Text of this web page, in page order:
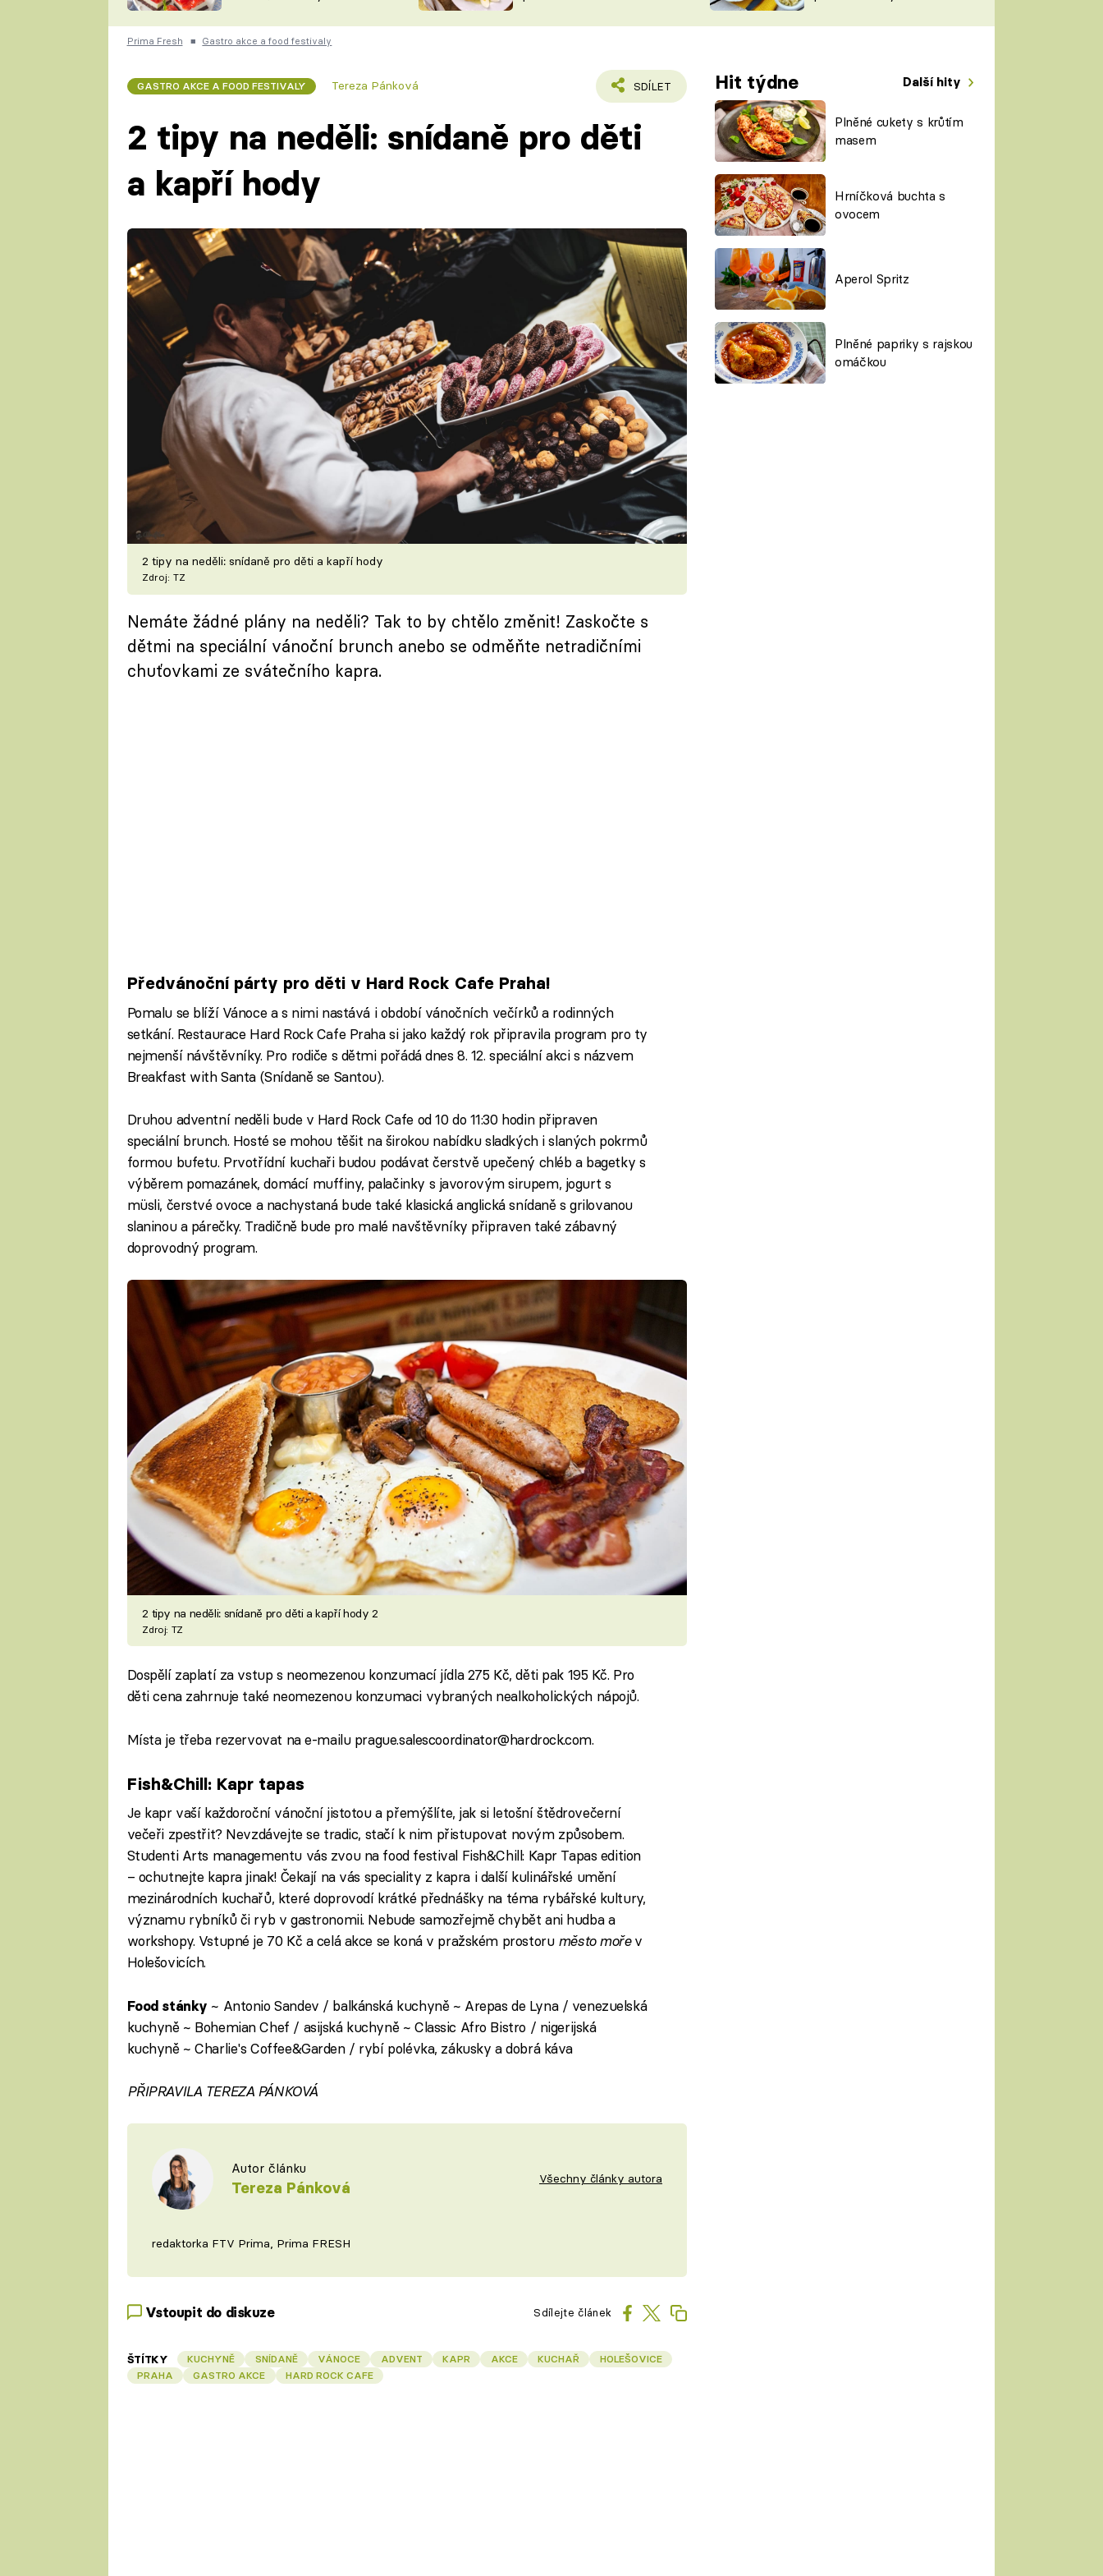
ČESKO NA TALÍŘI
DOMÁCÍ
KUCHAŘKA
VYCHYTÁVKY
ŠÉFREDAKTORKY
ČASOPIS
Prima Fresh ■ Gastro akce a food festivaly
GASTRO AKCE A FOOD FESTIVALY Tereza Pánková SDÍLET Hit týdne Další hity
Plněné cukety s krůtím
masem
Hrníčková buchta s
ovocem
Aperol Spritz
Plněné papriky s rajskou
omáčkou
2 tipy na neděli: snídaně pro děti
a kapří hody
2 tipy na neděli: snídaně pro děti a kapří hody
Zdroj: TZ
Nemáte žádné plány na neděli? Tak to by chtělo změnit! Zaskočte s
dětmi na speciální vánoční brunch anebo se odměňte netradičními
chuťovkami ze svátečního kapra.
Předvánoční párty pro děti v Hard Rock Cafe Praha!
Pomalu se blíží Vánoce a s nimi nastává i období vánočních večírků a rodinných
setkání. Restaurace Hard Rock Cafe Praha si jako každý rok připravila program pro ty
nejmenší návštěvníky. Pro rodiče s dětmi pořádá dnes 8. 12. speciální akci s názvem
Breakfast with Santa (Snídaně se Santou).
Druhou adventní neděli bude v Hard Rock Cafe od 10 do 11:30 hodin připraven
speciální brunch. Hosté se mohou těšit na širokou nabídku sladkých i slaných pokrmů
formou bufetu. Prvotřídní kuchaři budou podávat čerstvě upečený chléb a bagetky s
výběrem pomazánek, domácí muffiny, palačinky s javorovým sirupem, jogurt s
müsli, čerstvé ovoce a nachystaná bude také klasická anglická snídaně s grilovanou
slaninou a párečky. Tradičně bude pro malé navštěvníky připraven také zábavný
doprovodný program.
2 tipy na neděli: snídaně pro děti a kapří hody 2
Zdroj: TZ
Dospělí zaplatí za vstup s neomezenou konzumací jídla 275 Kč, děti pak 195 Kč. Pro
děti cena zahrnuje také neomezenou konzumaci vybraných nealkoholických nápojů.
Místa je třeba rezervovat na e-mailu prague.salescoordinator@hardrock.com.
Fish&Chill: Kapr tapas
Je kapr vaší každoroční vánoční jistotou a přemýšlíte, jak si letošní štědrovečerní
večeři zpestřit? Nevzdávejte se tradic, stačí k nim přistupovat novým způsobem.
Studenti Arts managementu vás zvou na food festival Fish&Chill: Kapr Tapas edition
– ochutnejte kapra jinak! Čekají na vás speciality z kapra i další kulinářské umění
mezinárodních kuchařů, které doprovodí krátké přednášky na téma rybářské kultury,
významu rybníků či ryb v gastronomii. Nebude samozřejmě chybět ani hudba a
workshopy. Vstupné je 70 Kč a celá akce se koná v pražském prostoru město mořev
Holešovicích.
Food stánky ~ Antonio Sandev / balkánská kuchyně ~ Arepas de Lyna / venezuelská
kuchyně ~ Bohemian Chef / asijská kuchyně ~ Classic Afro Bistro / nigerijská
kuchyně ~ Charlie's Coffee&Garden / rybí polévka, zákusky a dobrá káva
PŘIPRAVILA TEREZA PÁNKOVÁ
Autor článku
Tereza Pánková Všechny články autora
redaktorka FTV Prima, Prima FRESH
Vstoupit do diskuze Sdílejte článek
ŠTÍTKY KUCHYNĚ SNÍDANĚ VÁNOCE ADVENT KAPR AKCE KUCHAŘ
HOLEŠOVICE
PRAHA
GASTRO AKCE HARD ROCK CAFE